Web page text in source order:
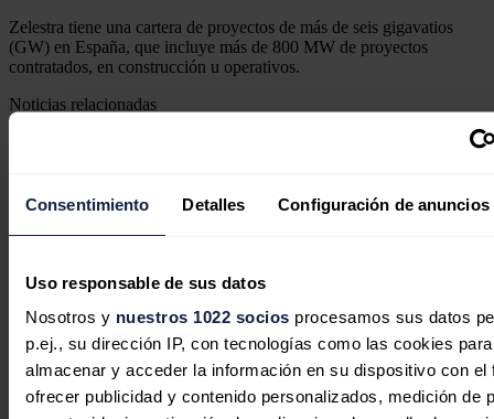
Consentimiento Detalles Configuración de anuncios
Uso responsable de sus datos
Nosotros y nuestros 1022 socios procesamos sus datos
p.ej., su dirección IP, con tecnologías como las cookies para
almacenar y acceder la información en su dispositivo con el
ofrecer publicidad y contenido personalizados, medición de
Zelestra tiene una cartera de proyectos de más de seis gigavatios
(GW) en España, que incluye más de 800 MW de proyectos
contratados, en construcción u operativos.
Noticias relacionadas
La inversión energética en España
redes sustituyen al boom renovable
Sandra Acosta 06/08/2026